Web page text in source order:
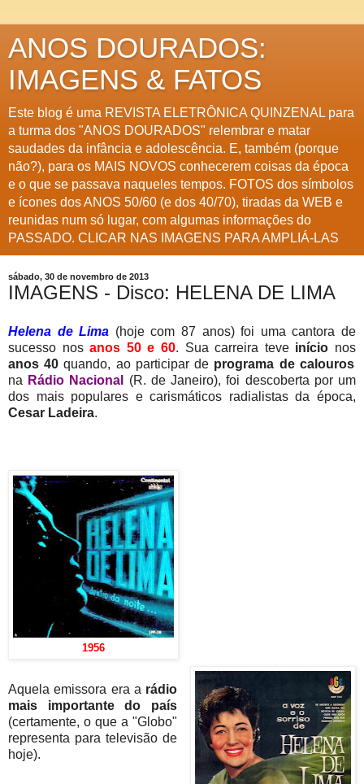
ANOS DOURADOS:
IMAGENS & FATOS
Este blog é uma REVISTA ELETRÔNICA QUINZENAL para
a turma dos "ANOS DOURADOS" relembrar e matar
saudades da infância e adolescência. E, também (porque
não?), para os MAIS NOVOS conhecerem coisas da época
e o que se passava naqueles tempos. FOTOS dos símbolos
e ícones dos ANOS 50/60 (e dos 40/70), tiradas da WEB e
reunidas num só lugar, com algumas informações do
PASSADO. CLICAR NAS IMAGENS PARA AMPLIÁ-LAS
sábado, 30 de novembro de 2013
IMAGENS - Disco: HELENA DE LIMA
Helena de Lima (hoje com 87 anos) foi uma cantora de
sucesso nosanos 50 e 60. Sua carreira teve início nos
anos 40quando, ao participar de programa de calouros
na Rádio Nacional
(R. de Janeiro), foi descoberta por um
dos mais populares e carismáticos radialistas da época,
Cesar Ladeira.
1956
Aquela emissora era a rádio
mais importante do país
(certamente, o que a "Globo"
representa para televisão de
hoje).